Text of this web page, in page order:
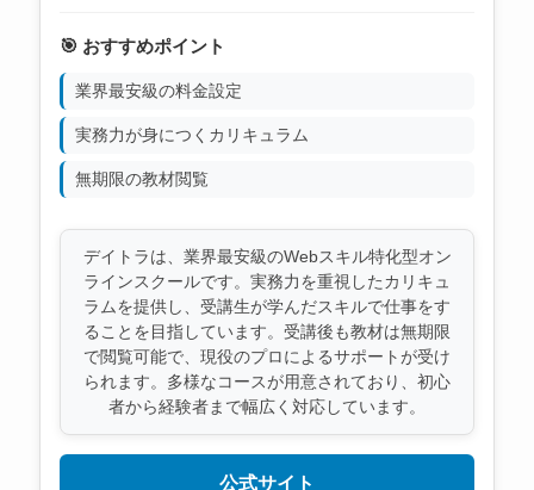
🎯 おすすめポイント
業界最安級の料金設定
実務力が身につくカリキュラム
無期限の教材閲覧
デイトラは、業界最安級のWebスキル特化型オン
ラインスクールです。実務力を重視したカリキュ
ラムを提供し、受講生が学んだスキルで仕事をす
ることを目指しています。受講後も教材は無期限
で閲覧可能で、現役のプロによるサポートが受け
られます。多様なコースが用意されており、初心
者から経験者まで幅広く対応しています。
公式サイト